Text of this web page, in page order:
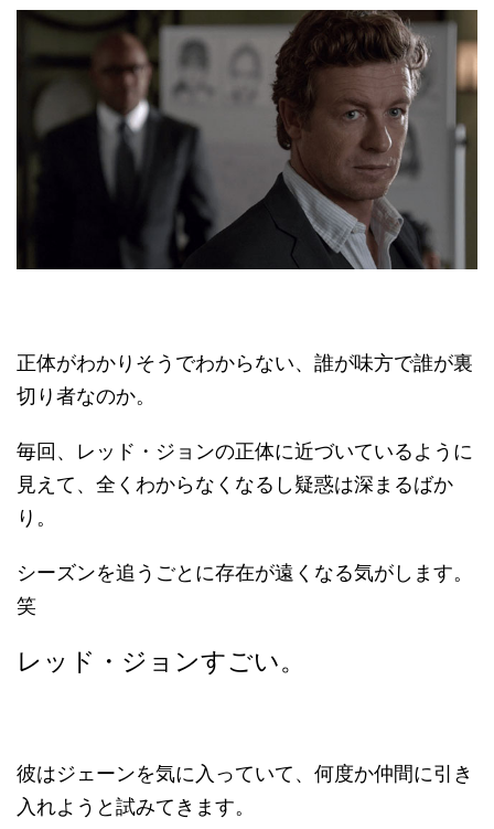
正体がわかりそうでわからない、誰が味方で誰が裏
切り者なのか。
毎回、レッド・ジョンの正体に近づいているように
見えて、全くわからなくなるし疑惑は深まるばか
り。
シーズンを追うごとに存在が遠くなる気がします。
笑
レッド・ジョンすごい。
彼はジェーンを気に入っていて、何度か仲間に引き
入れようと試みてきます。